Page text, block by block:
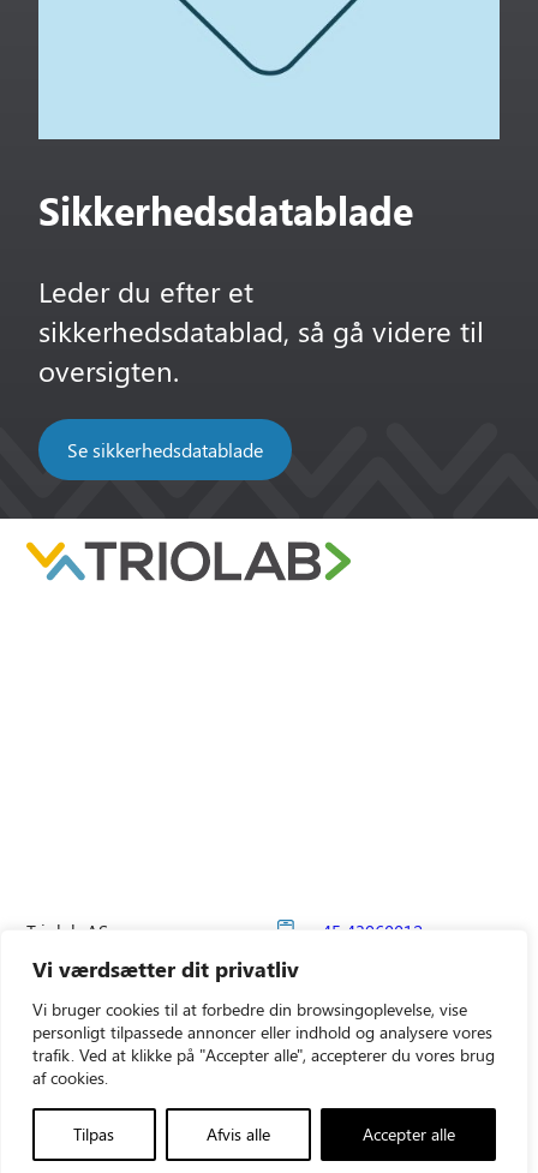
Vi værdsætter dit privatliv
Vi bruger cookies til at forbedre din browsingoplevelse, vise
personligt tilpassede annoncer eller indhold og analysere vores
trafik. Ved at klikke på "Accepter alle", accepterer du vores brug
af cookies.
Tilpas Afvis alle Accepter alle
Sikkerhedsdatablade
Leder du efter et
sikkerhedsdatablad, så gå videre til
oversigten.
Se sikkerhedsdatablade
Triolab AS
Vallensbækvej 35
2605 Brøndby
CVR-nr.: 21481548
+45 43960012
LinkedIn
Produkter
Teknisk service
Triolab Finland